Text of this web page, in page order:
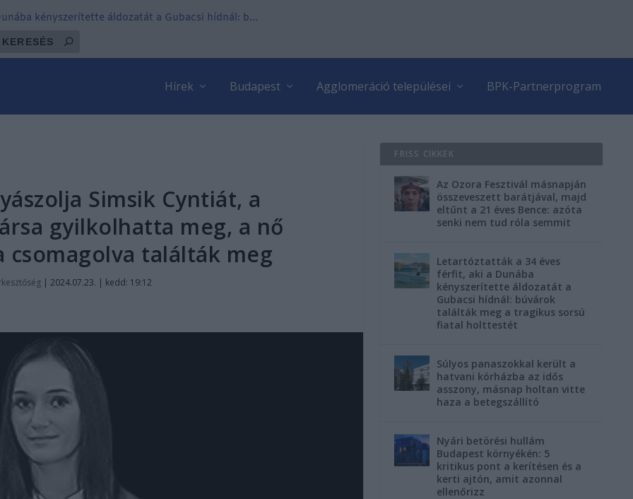
kényszerítette áldozatát a Gubacsi hídnál: b...
Hírek Budapest Agglomeráció települései BPK-Partnerprogram
Simsik Cyntiát, a
gyilkolhatta meg, a nő
találták meg
| 2024.07.23. | kedd: 19:12
FRISS CIKKEK
Az Ozora Fesztivál másnapján
összeveszett barátjával, majd
eltűnt a 21 éves Bence: azóta
senki nem tud róla semmit
Letartóztatták a 34 éves
férfit, aki a Dunába
kényszerítette áldozatát a
Gubacsi hídnál: búvárok
találták meg a tragikus sorsú
fiatal holttestét
Súlyos panaszokkal került a
hatvani kórházba az idős
asszony, másnap holtan vitte
haza a betegszállító
Nyári betörési hullám
Budapest környékén: 5
kritikus pont a kerítésen és a
kerti ajtón, amit azonnal
ellenőrizz